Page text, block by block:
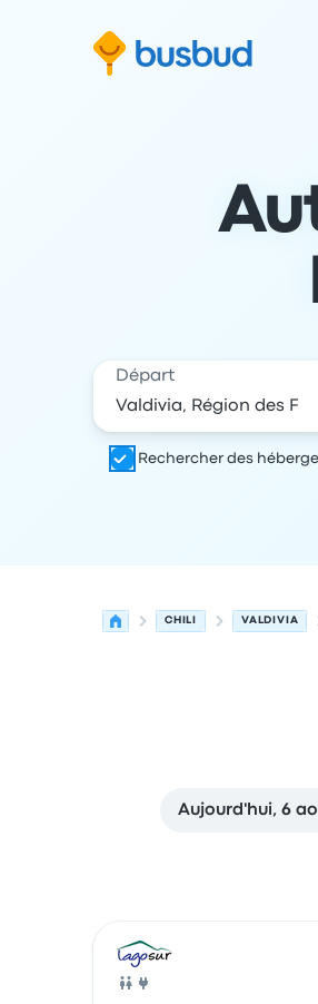
formulaire de recherche
Aller au contenu
Aller au pied de page
Départ
Rechercher des
CHILI VALDIVIA
Aujourd'hui, 6
Bus